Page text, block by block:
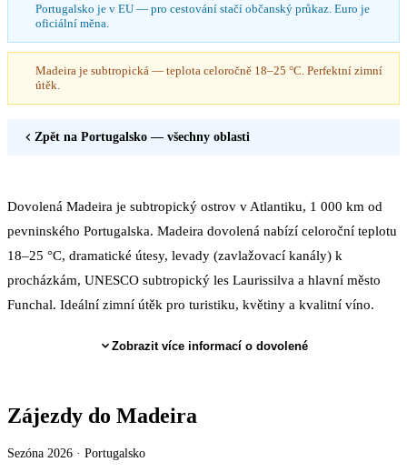
Portugalsko je v EU — pro cestování stačí občanský průkaz. Euro je
oficiální měna.
Madeira je subtropická — teplota celoročně 18–25 °C. Perfektní zimní
útěk.
Zpět na Portugalsko — všechny oblasti
Dovolená Madeira je subtropický ostrov v Atlantiku, 1 000 km od
pevninského Portugalska. Madeira dovolená nabízí celoroční teplotu
18–25 °C, dramatické útesy, levady (zavlažovací kanály) k
procházkám, UNESCO subtropický les Laurissilva a hlavní město
Funchal. Ideální zimní útěk pro turistiku, květiny a kvalitní víno.
Zobrazit více informací o dovolené
Zájezdy do Madeira
Sezóna 2026 · Portugalsko